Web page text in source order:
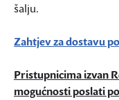
šalju.
Zahtjev za dostavu
Pristupnicima izvan
mogućnosti poslati